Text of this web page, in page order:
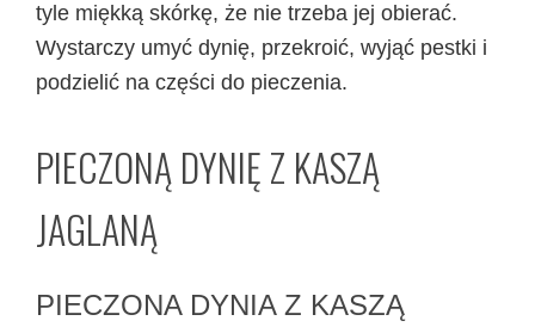
tyle miękką skórkę, że nie trzeba jej obierać.
Wystarczy umyć dynię, przekroić, wyjąć pestki i
podzielić na części do pieczenia.
PIECZONĄ DYNIĘ Z KASZĄ
JAGLANĄ
PIECZONA DYNIA Z KASZĄ